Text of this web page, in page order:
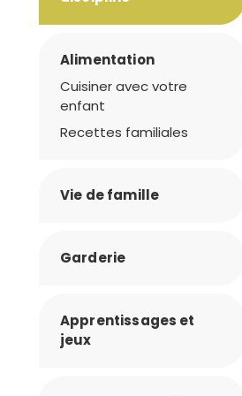
Alimentation
Cuisiner avec votre
enfant
Recettes familiales
Vie de famille
Garderie
Apprentissages et
jeux